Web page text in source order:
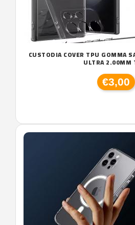
CUSTODIA COVER TPU GOMMA
ULTRA 2.00MM
€3,00